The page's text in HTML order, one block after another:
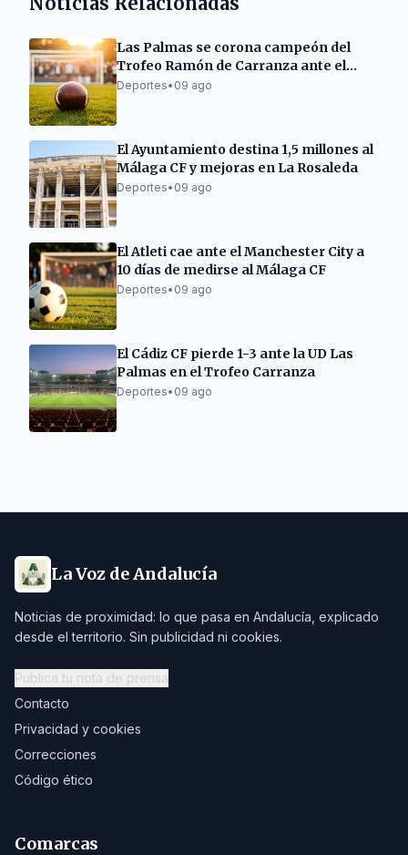
Las Palmas se corona campeón del
Trofeo Ramón de Carranza ante el
Cádiz
Deportes• 09 ago
El Ayuntamiento destina 1,5 millones al
Málaga CF y mejoras en La Rosaleda
Deportes• 09 ago
El Atleti cae ante el Manchester City a
10 días de medirse al Málaga CF
Deportes• 09 ago
El Cádiz CF pierde 1-3 ante la UD Las
Palmas en el Trofeo Carranza
Deportes• 09 ago
La Voz de Andalucía
Noticias de proximidad: lo que pasa en Andalucía, explicado
desde el territorio. Sin publicidad ni cookies.
Publica tu nota de prensa
Contacto
Privacidad y cookies
Correcciones
Código ético
Comarcas